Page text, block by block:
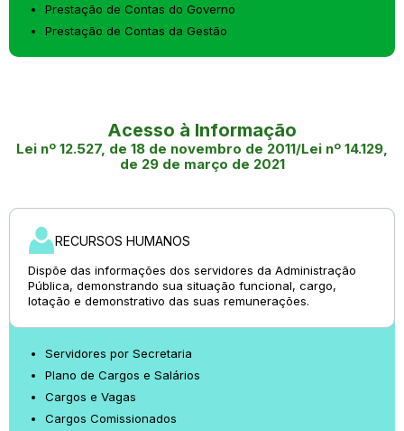
Prestação de Contas do Governo
Prestação de Contas da Gestão
Acesso à Informação
Lei nº 12.527, de 18 de novembro de 2011/Lei nº 14.129,
de 29 de março de 2021
RECURSOS HUMANOS
Dispõe das informações dos servidores da Administração
Pública, demonstrando sua situação funcional, cargo,
lotação e demonstrativo das suas remunerações.
Servidores por Secretaria
Plano de Cargos e Salários
Cargos e Vagas
Cargos Comissionados